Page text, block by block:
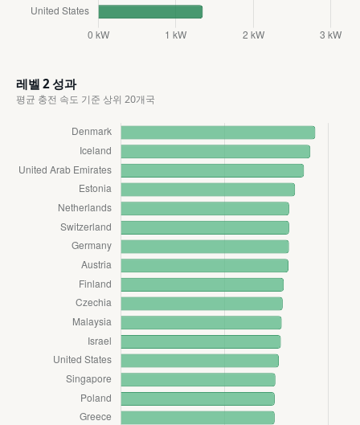
레벨 2 성과
평균 충전 속도 기준 상위 20개국